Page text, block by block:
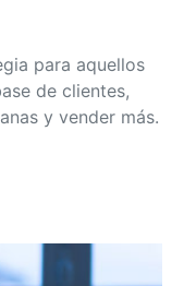
para aquellos
de clientes,
y vender más.